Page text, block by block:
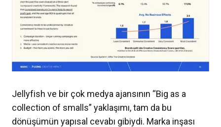
Jellyfish ve bir çok medya ajansının “Big as a
collection of smalls” yaklaşımı, tam da bu
dönüşümün yapısal cevabı gibiydi. Marka inşası